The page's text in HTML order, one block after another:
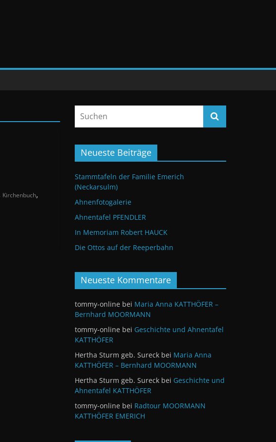
Kirchenbuch,
Neueste Beiträge
Stammtafeln der Familie Emerich
(Neckarsulm)
Ahnenfotogalerie
Ahnentafel PFENDLER
In Memoriam Robert HAUCK
Die Ottos auf der Reeperbahn
Neueste Kommentare
tommy-online bei Maria Anna KATTHÖFER –
Bernhard MOORMANN
tommy-online bei Geschichte und Ahnentafel
KATTHÖFER
Hertha Sturm geb. Sureck bei Maria Anna
KATTHÖFER – Bernhard MOORMANN
Hertha Sturm geb. Sureck bei Geschichte und
Ahnentafel KATTHÖFER
tommy-online bei Radtour MOORMANN
KATTHÖFER EMERICH